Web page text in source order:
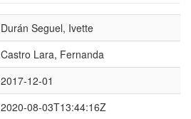
Durán Seguel, Ivette
Castro Lara, Fernanda
2017-12-01
2020-08-03T13:44:16Z